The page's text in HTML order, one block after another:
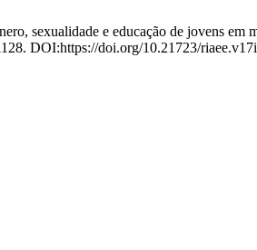
sexualidade e educação de jovens em
DOI:https://doi.org/10.21723/